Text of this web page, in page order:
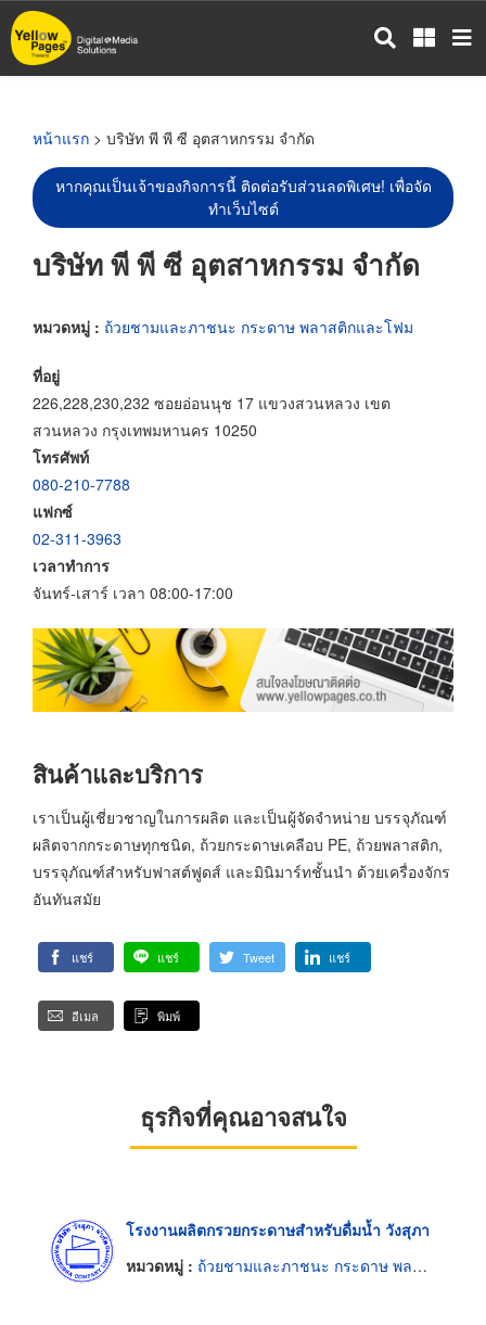
ข้าม
ไป
หน้าแรก > บริษัท พี พี ซี อุตสาหกรรม จำกัด
หากคุณเป็นเจ้าของกิจการนี้ ติดต่อรับส่วนลดพิเศษ! เพื่อจัด
ทำเว็บไซต์
บริษัท พี พี ซี อุตสาหกรรม จำกัด
หมวดหมู่ : ถ้วยชามและภาชนะ กระดาษ พลาสติกและโฟม
ที่อยู่
226,228,230,232 ซอยอ่อนนุช 17 แขวงสวนหลวง เขต
สวนหลวง กรุงเทพมหานคร 10250
โทรศัพท์
080-210-7788
แฟกซ์
02-311-3963
เวลาทำการ
จันทร์-เสาร์ เวลา 08:00-17:00
สินค้าและบริการ
เราเป็นผู้เชี่ยวชาญในการผลิต และเป็นผู้จัดจำหน่าย บรรจุภัณฑ์
ผลิตจากกระดาษทุกชนิด, ถ้วยกระดาษเคลือบ PE, ถ้วยพลาสติก,
บรรจุภัณฑ์สำหรับฟาสต์ฟูดส์ และมินิมาร์ทชั้นนำ ด้วยเครื่องจักร
อันทันสมัย
แชร์ แชร์ Tweet แชร์
อีเมล พิมพ์
ธุรกิจที่คุณอาจสนใจ
โรงงานผลิตกรวยกระดาษสำหรับดื่มน้ำ วังสุภา
หมวดหมู่ : ถ้วยชามและภาชนะ กระดาษ พลาสติกและโฟม